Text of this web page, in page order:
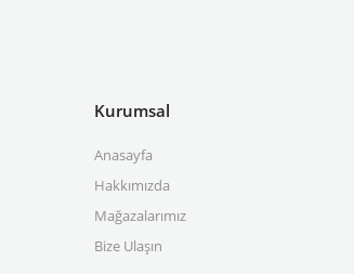
Kurumsal
Anasayfa
Hakkımızda
Mağazalarımız
Bize Ulaşın